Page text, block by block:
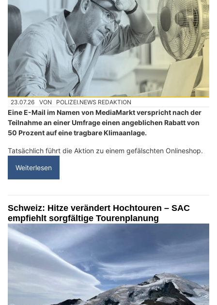
23.07.26 VON POLIZEI.NEWS REDAKTION
Eine E-Mail im Namen von MediaMarkt verspricht nach der
Teilnahme an einer Umfrage einen angeblichen Rabatt von
50 Prozent auf eine tragbare Klimaanlage.
Tatsächlich führt die Aktion zu einem gefälschten Onlineshop.
Weiterlesen
Schweiz: Hitze verändert Hochtouren – SAC
empfiehlt sorgfältige Tourenplanung